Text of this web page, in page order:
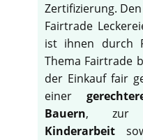
Zertifizierung.
Fairtrade
ist ihnen durch
Thema Fairtrade
der Einkauf fair
einer
Bauern,
Kinderarbeit